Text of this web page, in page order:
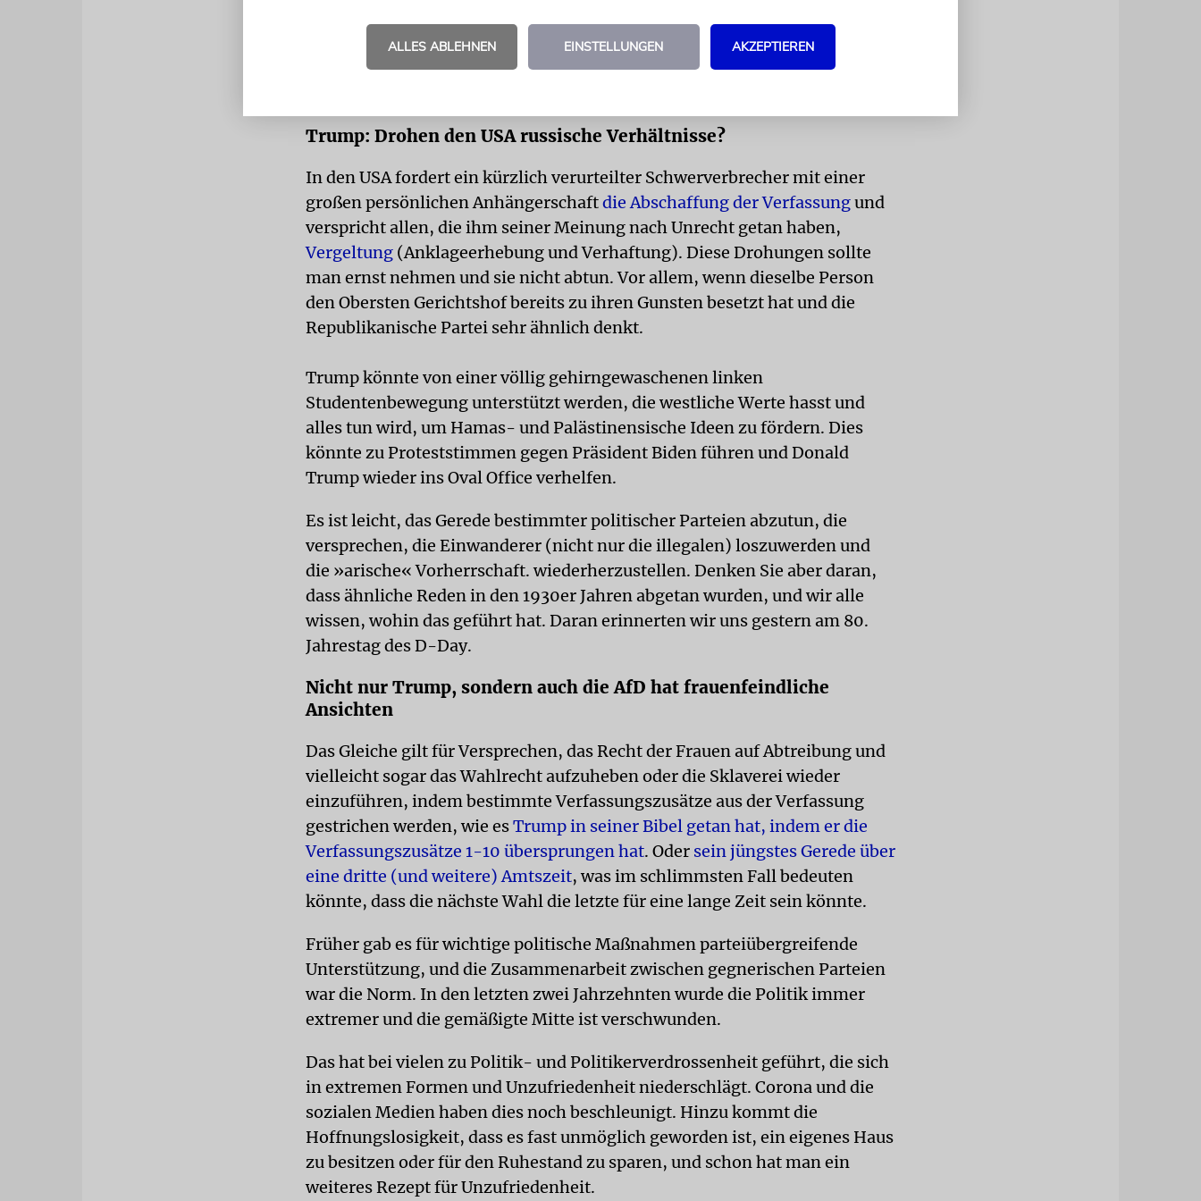
außerhalb der EU, die die Abstimmungen in dieser Woche nutzen werden,
um zu versuchen, die Politik mit den Schwerpunkten Scharia und
Nahostkonflikt zu ändern. Das hat man bei den Regionalwahlen in Belgien
Trump: Drohen den USA russische Verhältnisse?
In den USA fordert ein kürzlich verurteilter Schwerverbrecher mit einer
großen persönlichen Anhängerschaftdie Abschaffung der Verfassungund
verspricht allen, die ihm seiner Meinung nach Unrecht getan haben,
Vergeltung (Anklageerhebung und Verhaftung). Diese Drohungen sollte
man ernst nehmen und sie nicht abtun. Vor allem, wenn dieselbe Person
den Obersten Gerichtshof bereits zu ihren Gunsten besetzt hat und die
Republikanische Partei sehr ähnlich denkt.
Trump könnte von einer völlig gehirngewaschenen linken
Studentenbewegung unterstützt werden, die westliche Werte hasst und
alles tun wird, um Hamas- und Palästinensische Ideen zu fördern. Dies
könnte zu Proteststimmen gegen Präsident Biden führen und Donald
Trump wieder ins Oval Office verhelfen.
Es ist leicht, das Gerede bestimmter politischer Parteien abzutun, die
versprechen, die Einwanderer (nicht nur die illegalen) loszuwerden und
die »arische« Vorherrschaft. wiederherzustellen. Denken Sie aber daran,
dass ähnliche Reden in den 1930er Jahren abgetan wurden, und wir alle
wissen, wohin das geführt hat. Daran erinnerten wir uns gestern am 80.
Jahrestag des D-Day.
Nicht nur Trump, sondern auch die AfD hat frauenfeindliche
Ansichten
Das Gleiche gilt für Versprechen, das Recht der Frauen auf Abtreibung und
vielleicht sogar das Wahlrecht aufzuheben oder die Sklaverei wieder
einzuführen, indem bestimmte Verfassungszusätze aus der Verfassung
gestrichen werden, wie esTrump in seiner Bibel getan hat, indem er die
Verfassungszusätze 1-10 übersprungen hat. Oder sein jüngstes Gerede über
eine dritte (und weitere) Amtszeit, was im schlimmsten Fall bedeuten
könnte, dass die nächste Wahl die letzte für eine lange Zeit sein könnte.
Früher gab es für wichtige politische Maßnahmen parteiübergreifende
Unterstützung, und die Zusammenarbeit zwischen gegnerischen Parteien
war die Norm. In den letzten zwei Jahrzehnten wurde die Politik immer
extremer und die gemäßigte Mitte ist verschwunden.
Das hat bei vielen zu Politik- und Politikerverdrossenheit geführt, die sich
in extremen Formen und Unzufriedenheit niederschlägt. Corona und die
sozialen Medien haben dies noch beschleunigt. Hinzu kommt die
Hoffnungslosigkeit, dass es fast unmöglich geworden ist, ein eigenes Haus
zu besitzen oder für den Ruhestand zu sparen, und schon hat man ein
weiteres Rezept für Unzufriedenheit.
ALLES ABLEHNEN EINSTELLUNGEN AKZEPTIEREN